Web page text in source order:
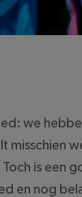
we
misschien
is een
en nog